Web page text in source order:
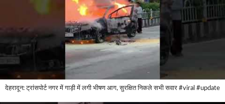
देहरादून: ट्रांसपोर्ट नगर में गाड़ी में लगी भीषण आग, सुरक्षित निकले सभी सवार #viral #update